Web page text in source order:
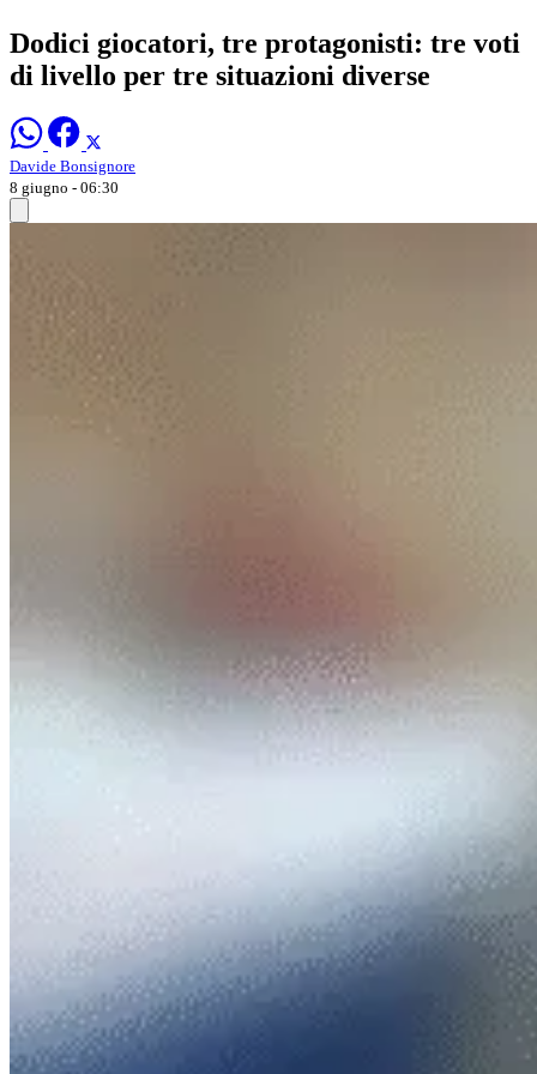
Dodici giocatori, tre protagonisti: tre voti
di livello per tre situazioni diverse
Davide Bonsignore
8 giugno - 06:30